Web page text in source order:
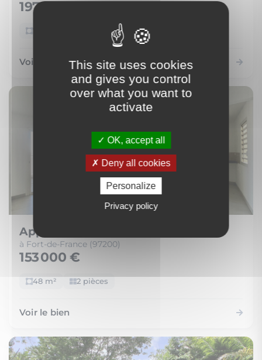
197 000 €
Voir le bien
Appartement
à Fort-de-France (97200)
153 000 €
48 m² 2 pièces
Voir le bien
This site uses cookies
and gives you control
over what you want to
activate
OK, accept all
Deny all cookies
Personalize
Privacy policy